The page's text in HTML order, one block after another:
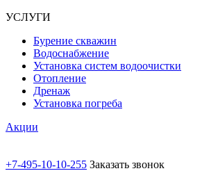
УСЛУГИ
Бурение скважин
Водоснабжение
Установка систем водоочистки
Отопление
Дренаж
Установка погреба
Акции
+7-495-10-10-255 Заказать звонок